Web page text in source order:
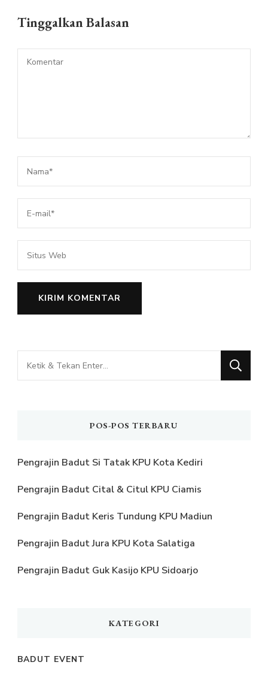
Tinggalkan Balasan
Mencari
Sesuatu?
POS-POS TERBARU
Pengrajin Badut Si Tatak KPU Kota Kediri
Pengrajin Badut Cital & Citul KPU Ciamis
Pengrajin Badut Keris Tundung KPU Madiun
Pengrajin Badut Jura KPU Kota Salatiga
Pengrajin Badut Guk Kasijo KPU Sidoarjo
KATEGORI
BADUT EVENT